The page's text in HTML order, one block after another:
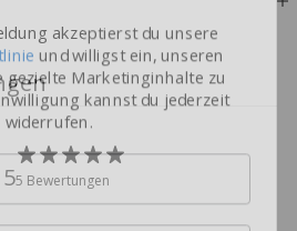
5 Bewertungen
akzeptierst du unsere
und willigst ein, unseren
gezielte Marketinginhalte zu
kannst du jederzeit
widerrufen.